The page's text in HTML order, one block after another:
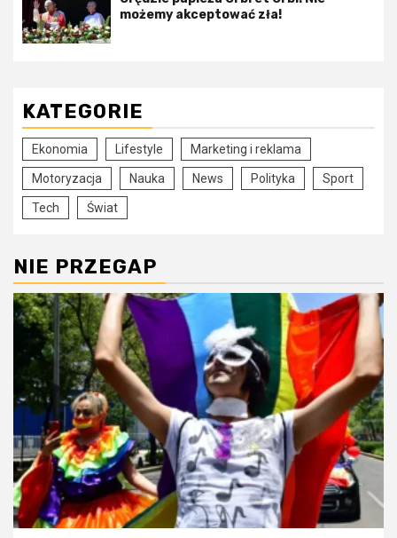
możemy akceptować zła!
KATEGORIE
Ekonomia Lifestyle Marketing i reklama
Motoryzacja Nauka News Polityka Sport
Tech Świat
NIE PRZEGAP